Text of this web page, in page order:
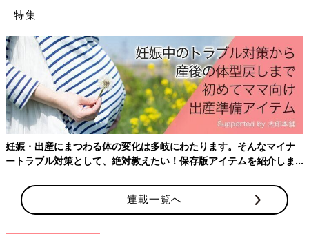
まず、正座の姿勢から、床に腕をつき、息を吸います。このと
き、腰が反らないように注意しましょう。
特集
妊娠・出産にまつわる体の変化は多岐にわたります。そんなマイナ
ートラブル対策として、絶対教えたい！保存版アイテムを紹介しま
連載一覧へ